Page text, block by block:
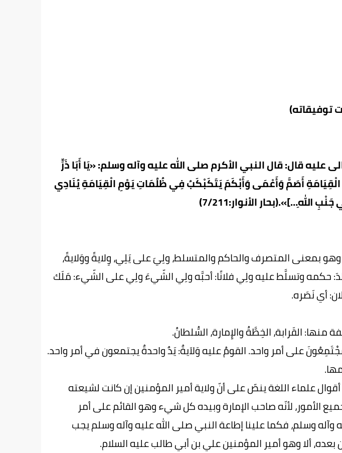
توفيقاته)
عليه قال: قال النبي الأكرم صلى الله عليه وآله وسلم: «يَا أَبَا ذَرٍّ
أَصَمَّ وَأَعْمَى وَأَبْكَمَ يَتَكَبْكَبُ فِي ظُلُمَاتِ يَوْمِ الْقِيَامَةِ يُنَادِي
الأنوار:7/211)
بمعنى المتصرف والحاكم والمتسلط، ولِيَ على يَلِي، وِلايةً ووَلايةً،
حكمه وتسلَّط عليه ولِي فلانًا: أحبَّه ولِي الشّيءَ ولِي على الشّيء: مَلَك
أي نَصَره.
القَرابة، الخِطَّةُ والإِمارة، السُّلطانُ.
على أمر واحد. القومُ عليه وَلاَيةٌ: يَدٌ واحدةٌ يجتمعون في أمر واحد.
علماء اللغة ينصّ على أنّ ولاية أمير المؤمنين إن كانت لشيعته
لأنّه صاحب الإمارة وبيده كل شيء وهو القائم على أمر
وآله وسلم، فكما علينا إطاعة النبي صلى الله عليه وآله وسلم يجب
بعده، ألا وهو أمير المؤمنين علي بن أبي طالب عليه السلام.